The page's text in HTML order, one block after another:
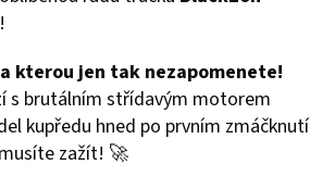
!
kterou jen tak nezapomenete!
s brutálním střídavým motorem
kupředu hned po prvním zmáčknutí
zažít! 🚀